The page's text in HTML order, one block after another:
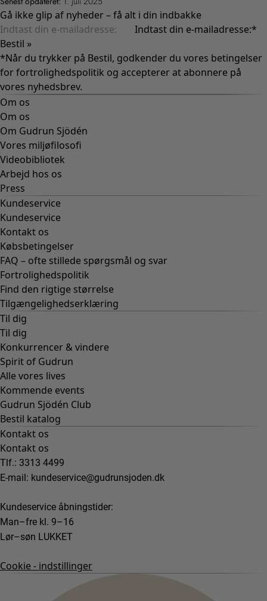
Gå ikke glip af nyheder – få alt i din indbakke
Indtast din e-mailadresse:*
Bestil »
*Når du trykker på Bestil, godkender du vores betingelser
forfortrolighedspolitik og accepterer at abonnere på
vores nyhedsbrev.
Om os
Om os
Om Gudrun Sjödén
Vores miljøfilosofi
Videobibliotek
Arbejd hos os
Press
Kundeservice
Kundeservice
Kontakt os
Købsbetingelser
FAQ – ofte stillede spørgsmål og svar
Fortrolighedspolitik
Find den rigtige størrelse
Tilgængelighedserklæring
Til dig
Til dig
Konkurrencer & vindere
Spirit of Gudrun
Alle vores lives
Kommende events
Gudrun Sjödén Club
Bestil katalog
Kontakt os
Kontakt os
Tlf.: 3313 4499
E-mail: kundeservice@gudrunsjoden.dk
Kundeservice åbningstider:
Man–fre kl. 9–16
Lør–søn LUKKET
Cookie - indstillinger